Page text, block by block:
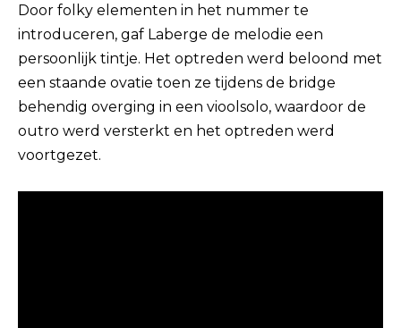
Door folky elementen in het nummer te
introduceren, gaf Laberge de melodie een
persoonlijk tintje. Het optreden werd beloond met
een staande ovatie toen ze tijdens de bridge
behendig overging in een vioolsolo, waardoor de
outro werd versterkt en het optreden werd
voortgezet.